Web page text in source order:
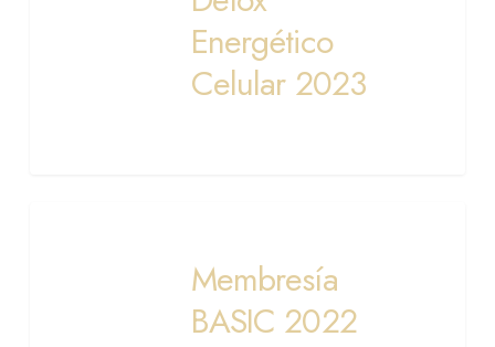
Energético
Celular 2023
Membresía
BASIC 2022